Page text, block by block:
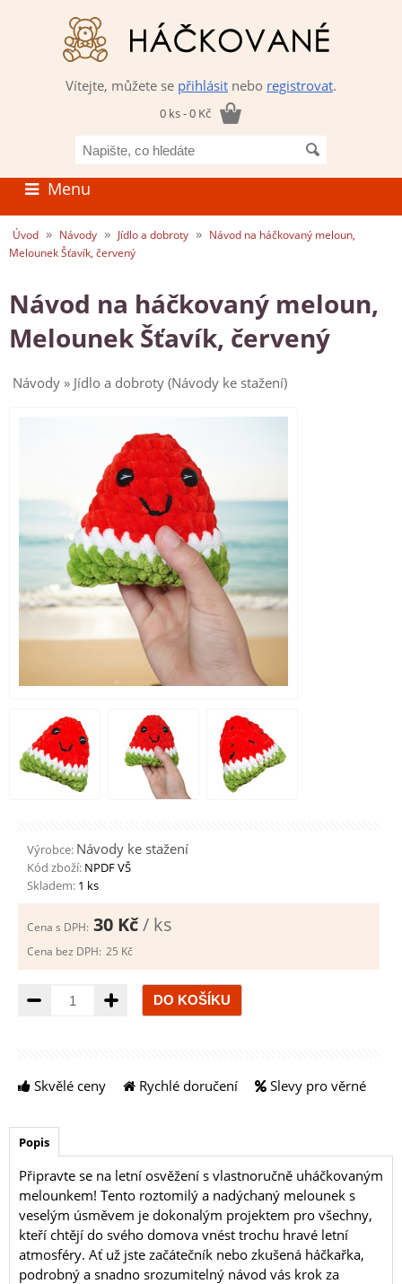
Vítejte, můžete se přihlásit nebo registrovat.
0 ks - 0 Kč
co
hledáte
Menu
Úvod » Návody » Jídlo a dobroty » Návod na háčkovaný meloun,
Melounek Šťavík, červený
Návod na háčkovaný meloun,
Melounek Šťavík, červený
Návody » Jídlo a dobroty (Návody ke stažení)
Výrobce: Návody ke stažení
Kód zboží: NPDF VŠ
Skladem: 1 ks
Cena s DPH: 30 Kč/ ks
Cena bez DPH: 25 Kč
Množství
Skvělé ceny Rychlé doručení Slevy pro věrné
Popis
Připravte se na letní osvěžení s vlastnoručně uháčkovaným
melounkem! Tento roztomilý a nadýchaný melounek s
veselým úsměvem je dokonalým projektem pro všechny,
kteří chtějí do svého domova vnést trochu hravé letní
atmosféry. Ať už jste začátečník nebo zkušená háčkařka,
podrobný a snadno srozumitelný návod vás krok za